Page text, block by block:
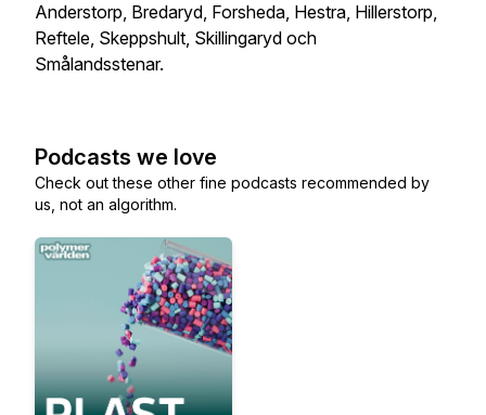
Anderstorp, Bredaryd, Forsheda, Hestra, Hillerstorp,
Reftele, Skeppshult, Skillingaryd och
Smålandsstenar.
Podcasts we love
Check out these other fine podcasts recommended by
us, not an algorithm.